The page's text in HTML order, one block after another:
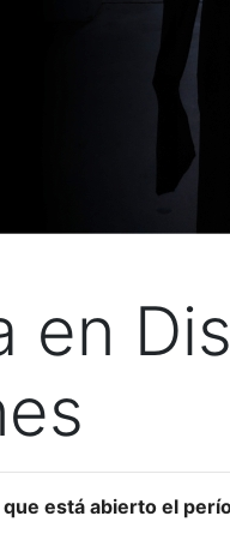
en
está abierto el